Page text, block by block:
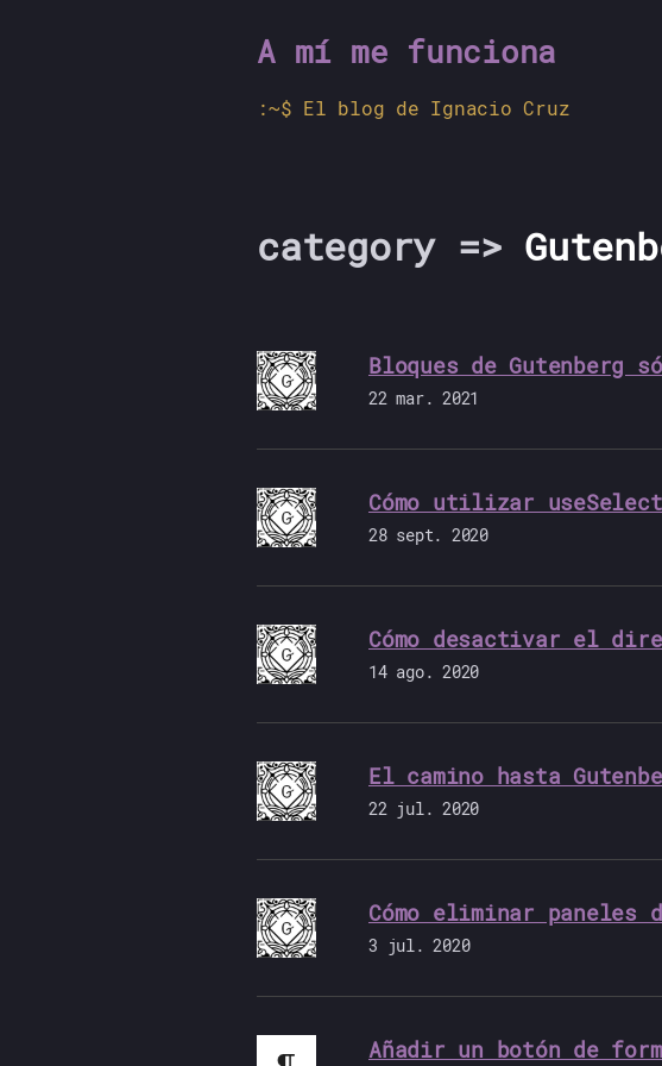
A mí me funciona
El blog de Ignacio Cruz
category=>
Bloques de Gutenberg
22 mar. 2021
Cómo utilizar
28 sept. 2020
Cómo desactivar el
14 ago. 2020
El camino hasta
22 jul. 2020
Cómo eliminar paneles
3 jul. 2020
Añadir un botón de